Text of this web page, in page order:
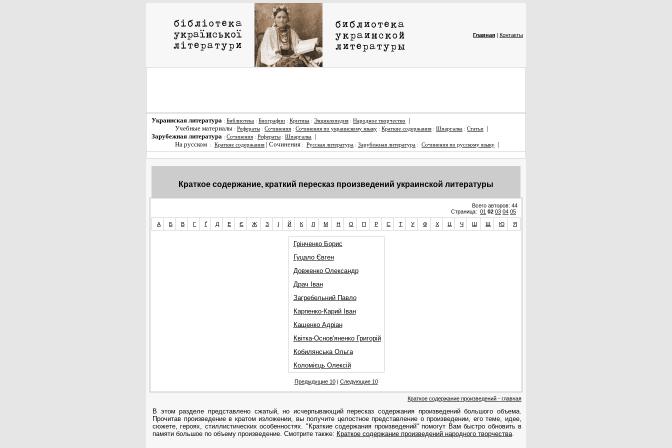
Главная | Контакты
Украинская литература : Библиотека : Биографии : Критика : Энциклопедия : Народное творчество
|
Учебные материалы : Рефераты : Сочинения : Сочинения по украинскому языку : Краткие содержания : Шпаргалка : Статьи
|
Зарубежная литература : Сочинения : Рефераты : Шпаргалка
|
На русском
: Краткие содержания | Сочинения : Русская литература : Зарубежная литература : Сочинения по русскому языку |
Краткое содержание, краткий пересказ произведений украинской литературы
Всего авторов: 44
Страница: 01 02 03 04 05
А Б В Г Ґ Д Е Є Ж З І Й К Л М Н О П Р С Т У Ф Х Ц Ч Ш Щ Ю Я
Грінченко Борис
Гуцало Євген
Довженко Олександр
Драч Іван
Загребельний Павло
Карпенко-Карий Іван
Кащенко Адріан
Квітка-Основ'яненко Григорій
Кобилянська Ольга
Коломієць Олексій
Предыдущие 10| Следующие 10
Краткое содержание произведений - главная
В этом разделе представлено сжатый, но исчерпывающий пересказ содержания произведений большого объема.
Прочитав произведение в кратом изложении, вы получите целостное представление о произведении, его теме, идее,
сюжете, героях, стиллистических особенностях. "Краткие содержания произведений" помогут Вам быстро обновить в
памяти большое по объему произведение. Смотрите также: Краткое содержание произведений народного творчества.